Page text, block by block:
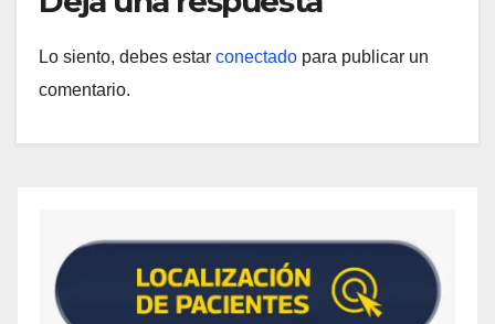
Lo siento, debes estar conectado para publicar un
comentario.